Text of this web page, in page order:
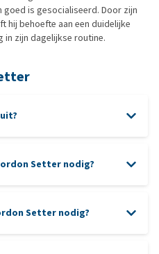
goed is gesocialiseerd. Door zijn
hij behoefte aan een duidelijke
zijn dagelijkse routine.
Setter nodig?
Setter nodig?